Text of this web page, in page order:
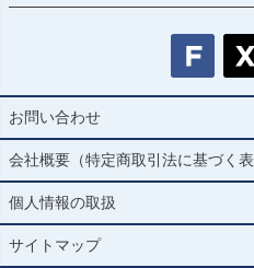
お問い合わせ
会社概要（特定商取引法に基づく表
個人情報の取扱
サイトマップ